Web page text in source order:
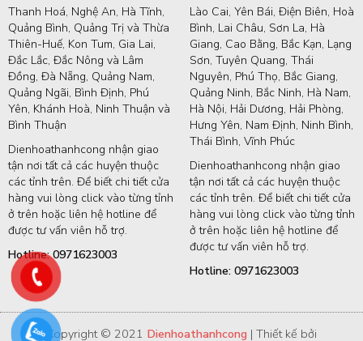
Thanh Hoá, Nghệ An, Hà Tĩnh,
Quảng Bình, Quảng Trị và Thừa
Thiên-Huế, Kon Tum, Gia Lai,
Đắc Lắc, Đắc Nông và Lâm
Đồng, Đà Nẵng, Quảng Nam,
Quảng Ngãi, Bình Định, Phú
Yên, Khánh Hoà, Ninh Thuận và
Bình Thuận
Dienhoathanhcong nhận giao
tận nơi tất cả các huyện thuộc
các tỉnh trên. Để biết chi tiết cửa
hàng vui lòng click vào từng tỉnh
ở trên hoặc liên hệ hotline để
được tư vấn viên hỗ trợ.
Hotline: 0971623003
Lào Cai, Yên Bái, Điện Biên, Hoà
Bình, Lai Châu, Sơn La, Hà
Giang, Cao Bằng, Bắc Kạn, Lạng
Sơn, Tuyên Quang, Thái
Nguyên, Phú Thọ, Bắc Giang,
Quảng Ninh, Bắc Ninh, Hà Nam,
Hà Nội, Hải Dương, Hải Phòng,
Hưng Yên, Nam Định, Ninh Bình,
Thái Bình, Vĩnh Phúc
Dienhoathanhcong nhận giao
tận nơi tất cả các huyện thuộc
các tỉnh trên. Để biết chi tiết cửa
hàng vui lòng click vào từng tỉnh
ở trên hoặc liên hệ hotline để
được tư vấn viên hỗ trợ.
Hotline: 0971623003
Copyright © 2021 Dienhoathanhcong | Thiết kế bởi